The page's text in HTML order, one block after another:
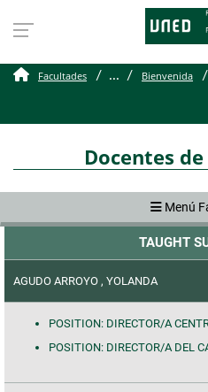
Docentes
Facultades ... Bienvenida
Docentes
Menú
TAUGHT
AGUDO ARROYO , YOLANDA
POSITION: DIRECTOR/A
POSITION: DIRECTOR/A DEL